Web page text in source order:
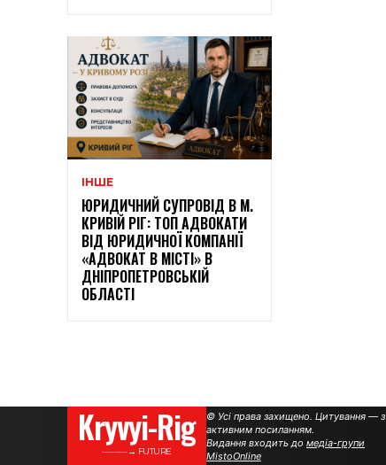
ІНШЕ
ЮРИДИЧНИЙ СУПРОВІД В М.
КРИВІЙ РІГ: ТОП АДВОКАТИ
ВІД ЮРИДИЧНОЇ КОМПАНІЇ
«АДВОКАТ В МІСТІ» В
ДНІПРОПЕТРОВСЬКІЙ
ОБЛАСТІ
Kryvyi-Rig
———→ FUTURE
© Усі права захищено. Цитування — з
активним посиланням.
Видання входить до медіа-групи
MistoOnline